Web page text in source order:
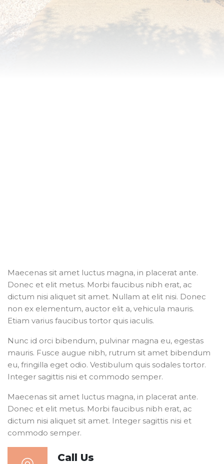
480 IN DAYS COMPLETED
Maecenas sit amet luctus magna, in placerat ante.
Donec et elit metus. Morbi faucibus nibh erat, ac
dictum nisi aliquet sit amet. Nullam at elit nisi. Donec
non ex elementum, auctor elit a, vehicula mauris.
Etiam varius faucibus tortor quis iaculis.
Nunc id orci bibendum, pulvinar magna eu, egestas
mauris. Fusce augue nibh, rutrum sit amet bibendum
eu, fringilla eget odio. Vestibulum quis sodales tortor.
Integer sagittis nisi et commodo semper.
Maecenas sit amet luctus magna, in placerat ante.
Donec et elit metus. Morbi faucibus nibh erat, ac
dictum nisi aliquet sit amet. Integer sagittis nisi et
commodo semper.
Call Us